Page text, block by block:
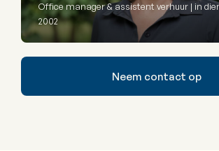
Office manager & assistent verhuur | in
2002
Neem contact op